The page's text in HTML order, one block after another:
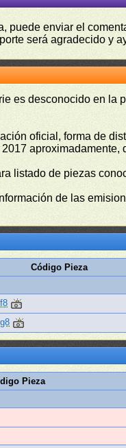
puede enviar el
será agradecido y
es desconocido en la
oficial, forma de
listado de piezas
de las
Código Pieza
Pieza